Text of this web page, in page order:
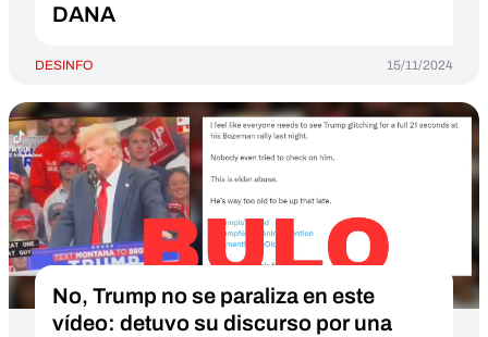
DANA
DESINFO 15/11/2024
No, Trump no se paraliza en este
vídeo: detuvo su discurso por una